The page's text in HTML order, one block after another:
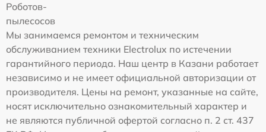
Роботов-
пылесосов
Мы занимаемся ремонтом и техническим
обслуживанием техники Electrolux по истечении
гарантийного периода. Наш центр в Казани работает
независимо и не имеет официальной авторизации от
производителя. Цены на ремонт, указанные на сайте,
носят исключительно ознакомительный характер и
не являются публичной офертой согласно п. 2 ст. 437